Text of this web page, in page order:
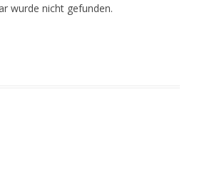
wurde nicht gefunden.